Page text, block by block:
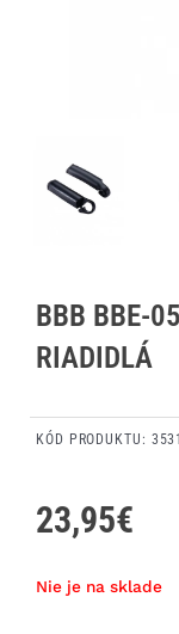
BBB BBE-
RIADIDLÁ
KÓD PRODUKTU:
Nie je na sklade
23,95€